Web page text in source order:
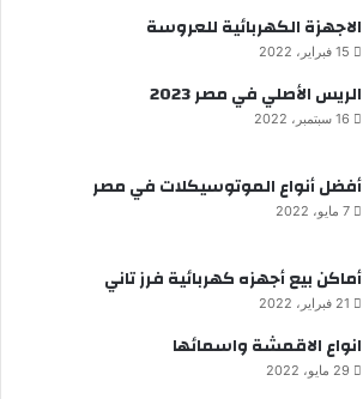
الاجهزة الكهربائية للعروسة
15 فبراير، 2022
الريس الأصلي في مصر 2023
16 سبتمبر، 2022
أفضل أنواع الموتوسيكلات في مصر
7 مايو، 2022
أماكن بيع أجهزه كهربائية فرز تاني
21 فبراير، 2022
انواع الاقمشة واسمائها
29 مايو، 2022